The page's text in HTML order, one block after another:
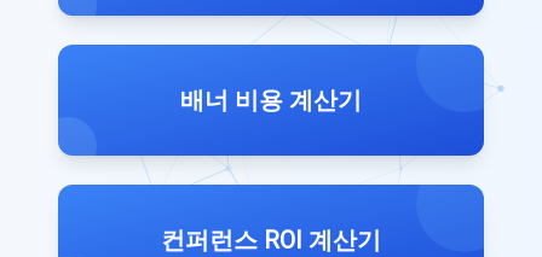
배너 비용 계산기
컨퍼런스 ROI 계산기